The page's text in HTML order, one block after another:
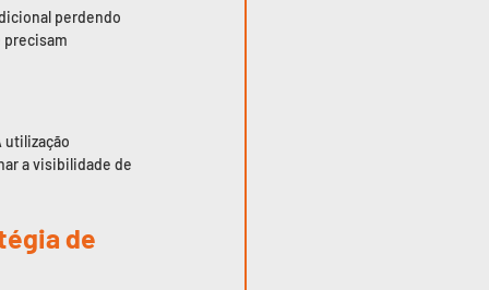
perdendo
precisam
utilização
a visibilidade de
de